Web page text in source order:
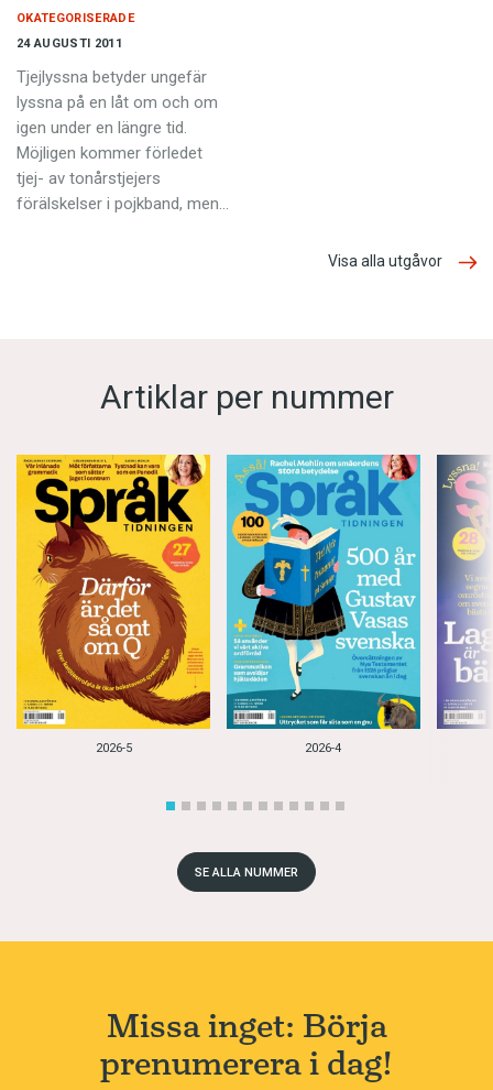
24 AUGUSTI 2011
OKATEGORISERADE
Tjejlyssna betyder ungefär
lyssna på en låt om och om
igen under en längre tid.
Möjligen kommer förledet
tjej- av tonårstjejers
förälskelser i pojkband, men…
Visa alla utgåvor
Artiklar per nummer
2026-5 2026-4
SE ALLA NUMMER
Missa inget: Börja
prenumerera i dag!